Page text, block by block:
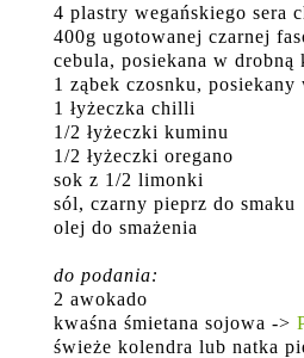
4 plastry wegańskiego sera
400g ugotowanej czarnej
cebula, posiekana w drobną
1 ząbek czosnku, posiekany
1 łyżeczka chilli
1/2 łyżeczki kuminu
1/2 łyżeczki oregano
sok z 1/2 limonki
sól, czarny pieprz do smaku
olej do smażenia
do podania:
2 awokado
kwaśna śmietana sojowa ->
świeże kolendra lub natka